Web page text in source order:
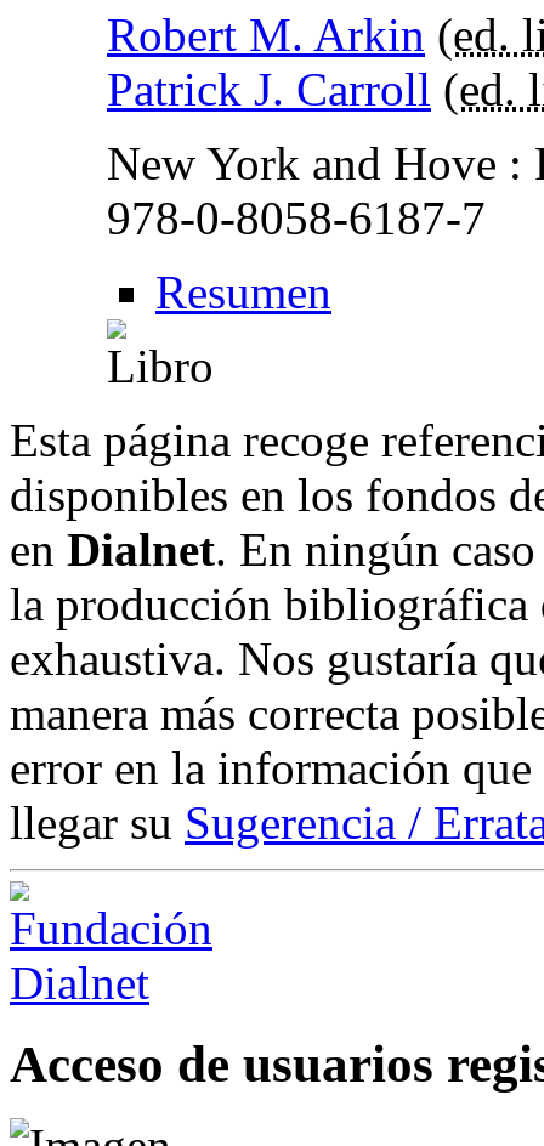
Robert M. Arkin (ed.
Patrick J. Carroll (ed.
New York and Hove :
978-0-8058-6187-7
Resumen
Esta página recoge
disponibles en los fondos
en Dialnet. En ningún
la producción bibliográfica
exhaustiva. Nos gustaría
manera más correcta
error en la información
llegar su Sugerencia /
Acceso de usuarios